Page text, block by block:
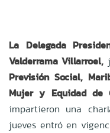
La Delegada
Valderrama Villarroel,
Previsión Social,
Mujer y Equidad de
impartieron una
jueves entró en